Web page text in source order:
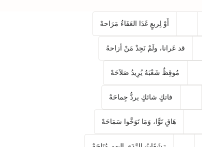
أَوْ لِربعٍ غَدَا العَفَاءُ مَرَاحهْ
قد عَرانا، ولَمْ نَجِدْ مَنْ أزاحهُ
مُوقِظٌ شَعْبَهُ يُرِيدُ صَلاَحَهْ
فاتكٍ شائكٍ يردُّ جِماحَهْ
هَاقِ تَوًّا، وَمَا تَوَخَّوا سَمَاحَهْ